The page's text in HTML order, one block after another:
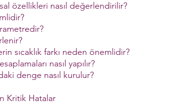
özellikleri nasıl değerlendirilir?
sıcaklık farkı neden önemlidir?
nasıl yapılır?
denge nasıl kurulur?
Kritik Hatalar